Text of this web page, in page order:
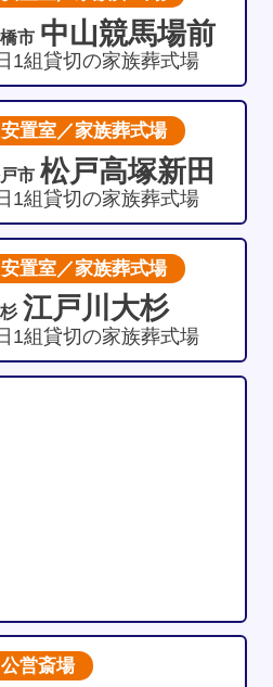
市 中山競馬場前
1組貸切の家族葬式場
安置室／家族葬式場
市 松戸高塚新田
1組貸切の家族葬式場
安置室／家族葬式場
江戸川大杉
1組貸切の家族葬式場
公営斎場